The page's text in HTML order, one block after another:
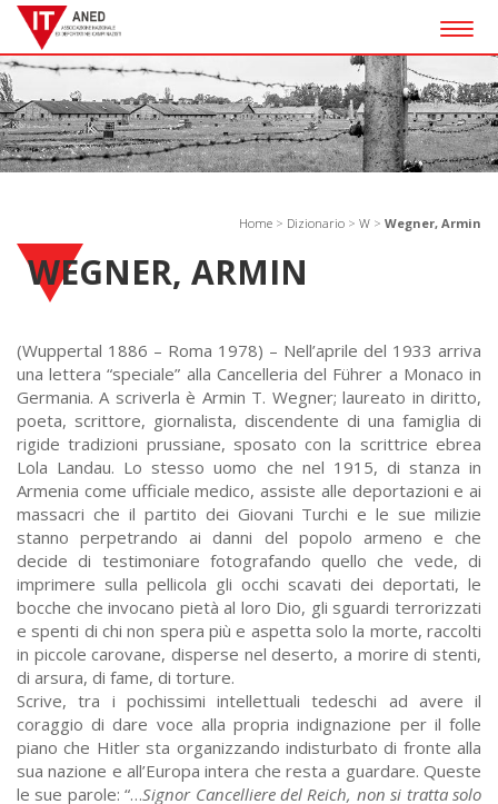
Home > Dizionario > W > Wegner, Armin
WEGNER, ARMIN
(Wuppertal 1886 – Roma 1978) – Nell’aprile del 1933 arriva
una lettera “speciale” alla Cancelleria del Führer a Monaco in
Germania. A scriverla è Armin T. Wegner; laureato in diritto,
poeta, scrittore, giornalista, discendente di una famiglia di
rigide tradizioni prussiane, sposato con la scrittrice ebrea
Lola Landau. Lo stesso uomo che nel 1915, di stanza in
Armenia come ufficiale medico, assiste alle deportazioni e ai
massacri che il partito dei Giovani Turchi e le sue milizie
stanno perpetrando ai danni del popolo armeno e che
decide di testimoniare fotografando quello che vede, di
imprimere sulla pellicola gli occhi scavati dei deportati, le
bocche che invocano pietà al loro Dio, gli sguardi terrorizzati
e spenti di chi non spera più e aspetta solo la morte, raccolti
in piccole carovane, disperse nel deserto, a morire di stenti,
di arsura, di fame, di torture.
Scrive, tra i pochissimi intellettuali tedeschi ad avere il
coraggio di dare voce alla propria indignazione per il folle
piano che Hitler sta organizzando indisturbato di fronte alla
sua nazione e all’Europa intera che resta a guardare. Queste
le sue parole: “…Signor Cancelliere del Reich, non si tratta solo